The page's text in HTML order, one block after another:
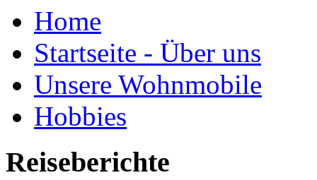
Home
Startseite - Über uns
Unsere Wohnmobile
Hobbies
Reiseberichte